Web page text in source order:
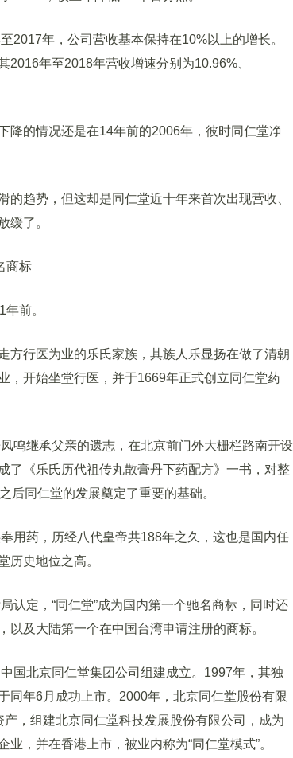
年，公司营收基本保持在10%以上的增长。
年至2018年营收增速分别为10.96%、
的情况还是在14年前的2006年，彼时同仁堂净
趋势，但这却是同仁堂近十年来首次出现营收、
缓了。
商标
前。
行医为业的乐氏家族，其族人乐显扬在做了清朝
，开始坐堂行医，并于1669年正式创立同仁堂药
继承父亲的遗志，在北京前门外大栅栏路南开设
了《乐氏历代祖传丸散膏丹下药配方》一书，对整
后同仁堂的发展奠定了重要的基础。
药，历经八代皇帝共188年之久，这也是国内任
历史地位之高。
定，“同仁堂”成为国内第一个驰名商标，同时还
及大陆第一个在中国台湾申请注册的商标。
北京同仁堂集团公司组建成立。1997年，其独
同年6月成功上市。2000年，北京同仁堂股份有限
，组建北京同仁堂科技发展股份有限公司，成为
，并在香港上市，被业内称为“同仁堂模式”。